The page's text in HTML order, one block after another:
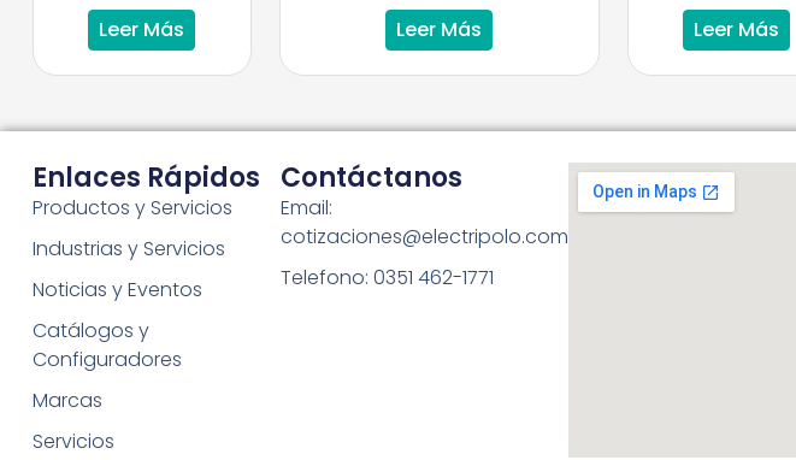
Leer Más
Leer Más
Leer Más
Enlaces Rápidos
Productos y Servicios
Industrias y Servicios
Noticias y Eventos
Catálogos y
Configuradores
Marcas
Servicios
Contáctanos
Email:
cotizaciones@electripolo.com
Telefono: 0351 462-1771